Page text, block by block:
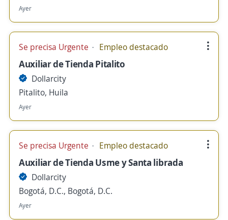
Ayer
Se precisa Urgente Empleo destacado
Auxiliar de Tienda Pitalito
Dollarcity
Pitalito, Huila
Ayer
Se precisa Urgente Empleo destacado
Auxiliar de Tienda Usme y Santa librada
Dollarcity
Bogotá, D.C., Bogotá, D.C.
Ayer